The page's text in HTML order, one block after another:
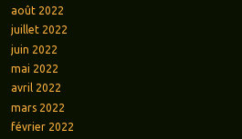
août 2022
juillet 2022
juin 2022
mai 2022
avril 2022
mars 2022
février 2022